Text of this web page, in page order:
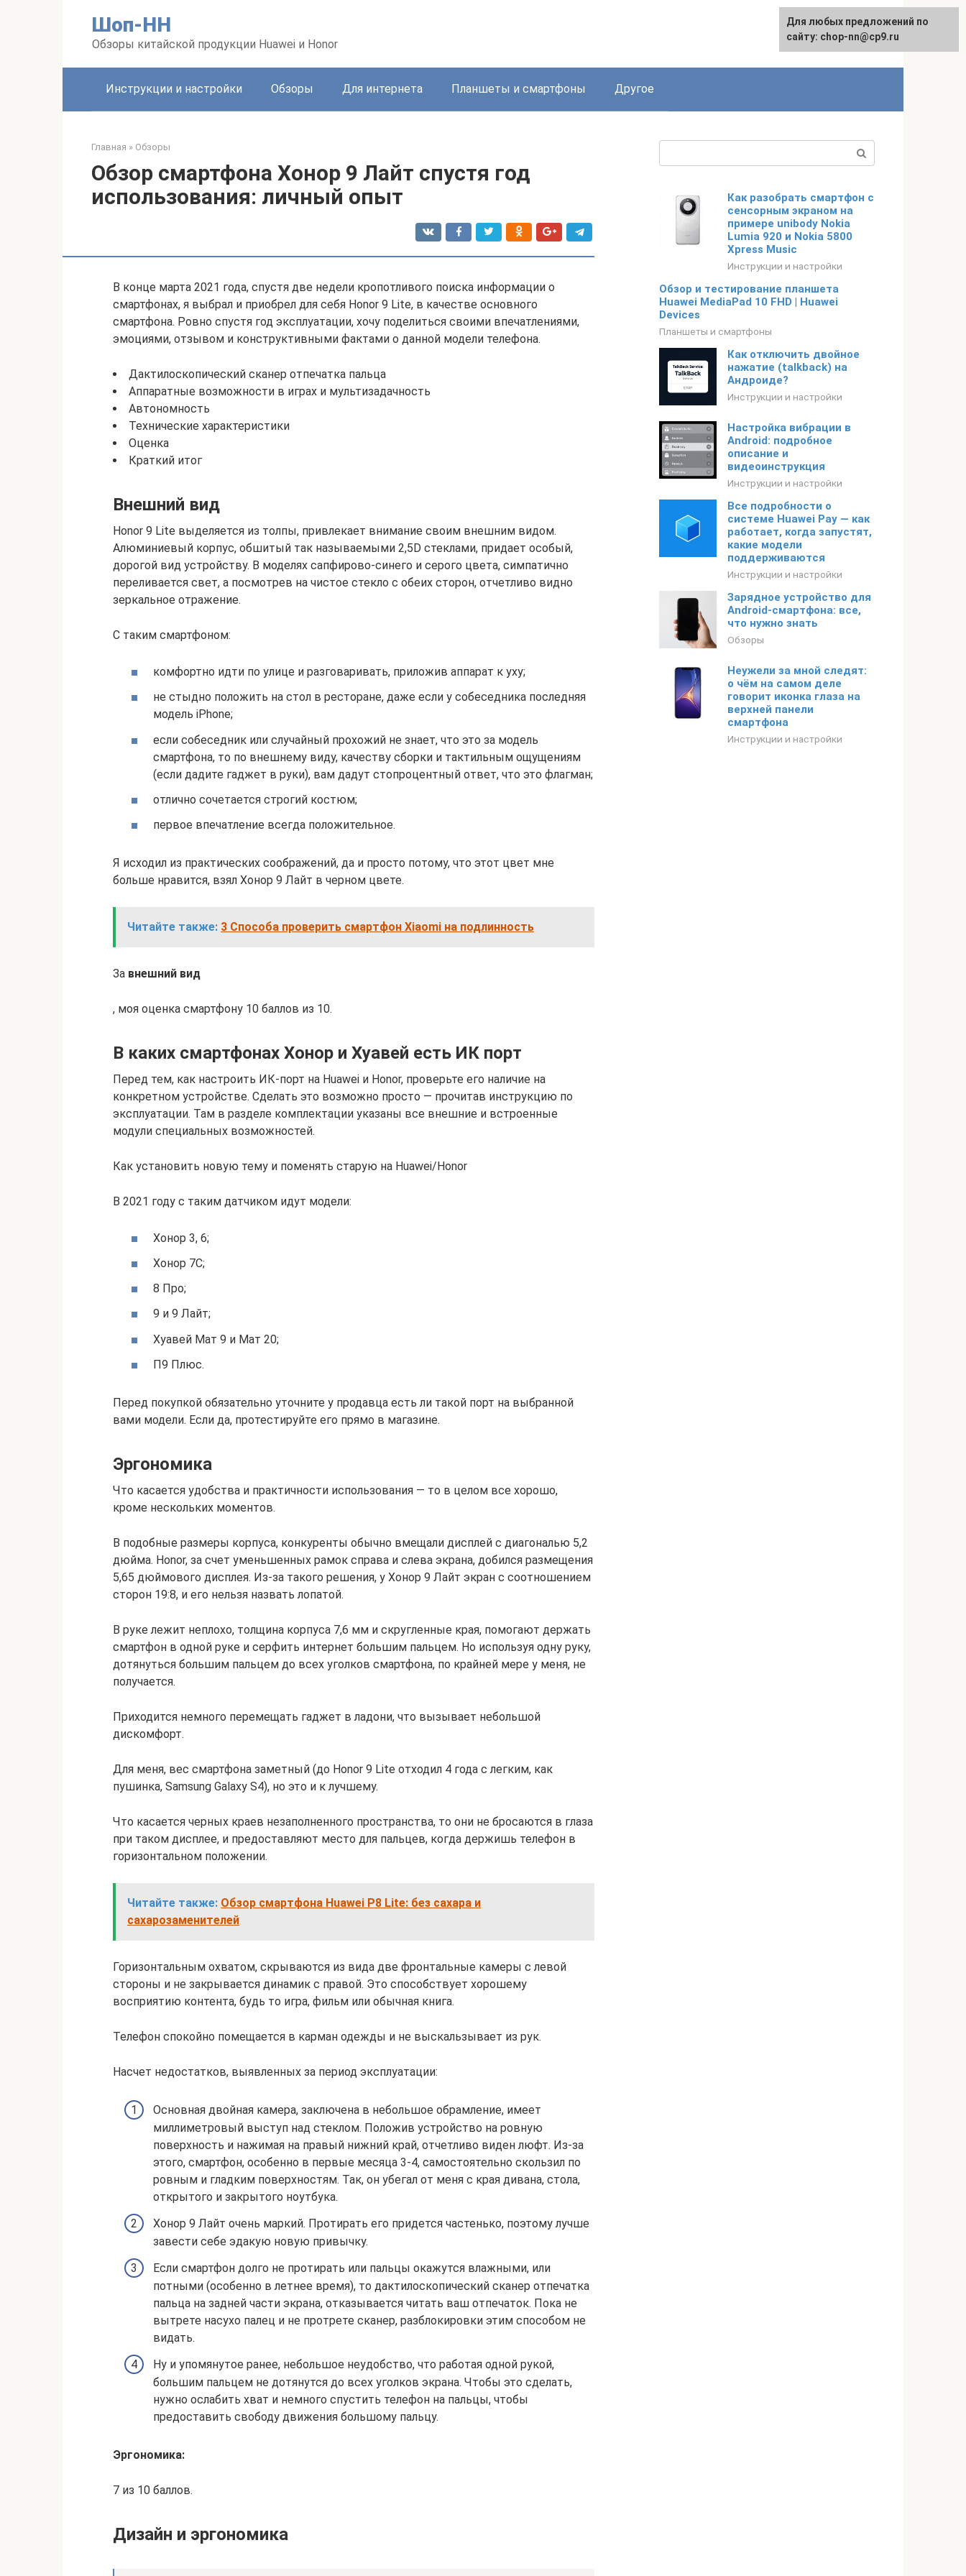
Шоп-HH
Обзоры китайской продукции Huawei и Honor
Инструкции и настройки Обзоры Для интернета Планшеты и смартфоны Другое
Главная » Обзоры
Обзор смартфона Хонор 9 Лайт спустя год
использования: личный опыт
В конце марта 2021 года, спустя две недели кропотливого поиска информации о
смартфонах, я выбрал и приобрел для себя Honor 9 Lite, в качестве основного
смартфона. Ровно спустя год эксплуатации, хочу поделиться своими впечатлениями,
эмоциями, отзывом и конструктивными фактами о данной модели телефона.
Дактилоскопический сканер отпечатка пальца
Аппаратные возможности в играх и мультизадачность
Автономность
Технические характеристики
Оценка
Краткий итог
Внешний вид
Honor 9 Lite выделяется из толпы, привлекает внимание своим внешним видом.
Алюминиевый корпус, обшитый так называемыми 2,5D стеклами, придает особый,
дорогой вид устройству. В моделях сапфирово-синего и серого цвета, симпатично
переливается свет, а посмотрев на чистое стекло с обеих сторон, отчетливо видно
зеркальное отражение.
С таким смартфоном:
комфортно идти по улице и разговаривать, приложив аппарат к уху;
не стыдно положить на стол в ресторане, даже если у собеседника последняя
модель iPhone;
если собеседник или случайный прохожий не знает, что это за модель
смартфона, то по внешнему виду, качеству сборки и тактильным ощущениям
(если дадите гаджет в руки), вам дадут стопроцентный ответ, что это флагман;
отлично сочетается строгий костюм;
первое впечатление всегда положительное.
Я исходил из практических соображений, да и просто потому, что этот цвет мне
больше нравится, взял Хонор 9 Лайт в черном цвете.
Читайте также: 3 Способа проверить смартфон Xiaomi на подлинность
За внешний вид
, моя оценка смартфону 10 баллов из 10.
В каких смартфонах Хонор и Хуавей есть ИК порт
Перед тем, как настроить ИК-порт на Huawei и Honor, проверьте его наличие на
конкретном устройстве. Сделать это возможно просто — прочитав инструкцию по
эксплуатации. Там в разделе комплектации указаны все внешние и встроенные
модули специальных возможностей.
Как установить новую тему и поменять старую на Huawei/Honor
В 2021 году с таким датчиком идут модели:
Хонор 3, 6;
Хонор 7С;
8 Про;
9 и 9 Лайт;
Хуавей Мат 9 и Мат 20;
П9 Плюс.
Перед покупкой обязательно уточните у продавца есть ли такой порт на выбранной
вами модели. Если да, протестируйте его прямо в магазине.
Эргономика
Что касается удобства и практичности использования — то в целом все хорошо,
кроме нескольких моментов.
В подобные размеры корпуса, конкуренты обычно вмещали дисплей с диагональю 5,2
дюйма. Honor, за счет уменьшенных рамок справа и слева экрана, добился размещения
5,65 дюймового дисплея. Из-за такого решения, у Хонор 9 Лайт экран с соотношением
сторон 19:8, и его нельзя назвать лопатой.
В руке лежит неплохо, толщина корпуса 7,6 мм и скругленные края, помогают держать
смартфон в одной руке и серфить интернет большим пальцем. Но используя одну руку,
дотянуться большим пальцем до всех уголков смартфона, по крайней мере у меня, не
получается.
Приходится немного перемещать гаджет в ладони, что вызывает небольшой
дискомфорт.
Для меня, вес смартфона заметный (до Honor 9 Lite отходил 4 года с легким, как
пушинка, Samsung Galaxy S4), но это и к лучшему.
Что касается черных краев незаполненного пространства, то они не бросаются в глаза
при таком дисплее, и предоставляют место для пальцев, когда держишь телефон в
горизонтальном положении.
Читайте также: Обзор смартфона Huawei P8 Lite: без сахара и
сахарозаменителей
Горизонтальным охватом, скрываются из вида две фронтальные камеры с левой
стороны и не закрывается динамик с правой. Это способствует хорошему
восприятию контента, будь то игра, фильм или обычная книга.
Телефон спокойно помещается в карман одежды и не выскальзывает из рук.
Насчет недостатков, выявленных за период эксплуатации:
Основная двойная камера, заключена в небольшое обрамление, имеет
миллиметровый выступ над стеклом. Положив устройство на ровную
поверхность и нажимая на правый нижний край, отчетливо виден люфт. Из-за
этого, смартфон, особенно в первые месяца 3-4, самостоятельно скользил по
ровным и гладким поверхностям. Так, он убегал от меня с края дивана, стола,
открытого и закрытого ноутбука.
Хонор 9 Лайт очень маркий. Протирать его придется частенько, поэтому лучше
завести себе эдакую новую привычку.
Если смартфон долго не протирать или пальцы окажутся влажными, или
потными (особенно в летнее время), то дактилоскопический сканер отпечатка
пальца на задней части экрана, отказывается читать ваш отпечаток. Пока не
вытрете насухо палец и не протрете сканер, разблокировки этим способом не
видать.
Ну и упомянутое ранее, небольшое неудобство, что работая одной рукой,
большим пальцем не дотянутся до всех уголков экрана. Чтобы это сделать,
нужно ослабить хват и немного спустить телефон на пальцы, чтобы
предоставить свободу движения большому пальцу.
Эргономика:
7 из 10 баллов.
Дизайн и эргономика
Как разобрать смартфон с
сенсорным экраном на
примере unibody Nokia
Lumia 920 и Nokia 5800
Xpress Music
Инструкции и настройки
Обзор и тестирование планшета
Huawei MediaPad 10 FHD | Huawei
Devices
Планшеты и смартфоны
Как отключить двойное
нажатие (talkback) на
Андроиде?
Инструкции и настройки
Настройка вибрации в
Android: подробное
описание и
видеоинструкция
Инструкции и настройки
Все подробности о
системе Huawei Pay — как
работает, когда запустят,
какие модели
поддерживаются
Инструкции и настройки
Зарядное устройство для
Android-смартфона: все,
что нужно знать
Обзоры
Неужели за мной следят:
о чём на самом деле
говорит иконка глаза на
верхней панели
смартфона
Инструкции и настройки
Для любых предложений по
сайту: chop-nn@cp9.ru